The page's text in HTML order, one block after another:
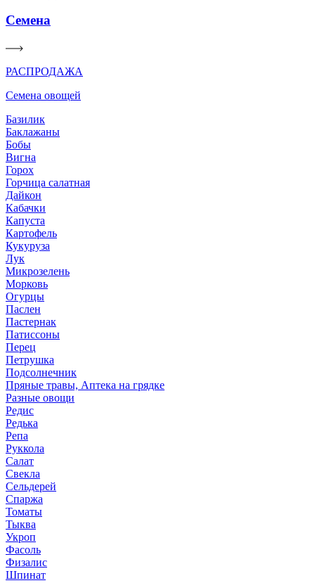
Семена
РАСПРОДАЖА
Семена овощей
Базилик
Баклажаны
Бобы
Вигна
Горох
Горчица салатная
Дайкон
Кабачки
Капуста
Картофель
Кукуруза
Лук
Микрозелень
Морковь
Огурцы
Паслен
Пастернак
Патиссоны
Перец
Петрушка
Подсолнечник
Пряные травы, Аптека на грядке
Разные овощи
Редис
Редька
Репа
Руккола
Салат
Свекла
Сельдерей
Спаржа
Томаты
Тыква
Укроп
Фасоль
Физалис
Шпинат